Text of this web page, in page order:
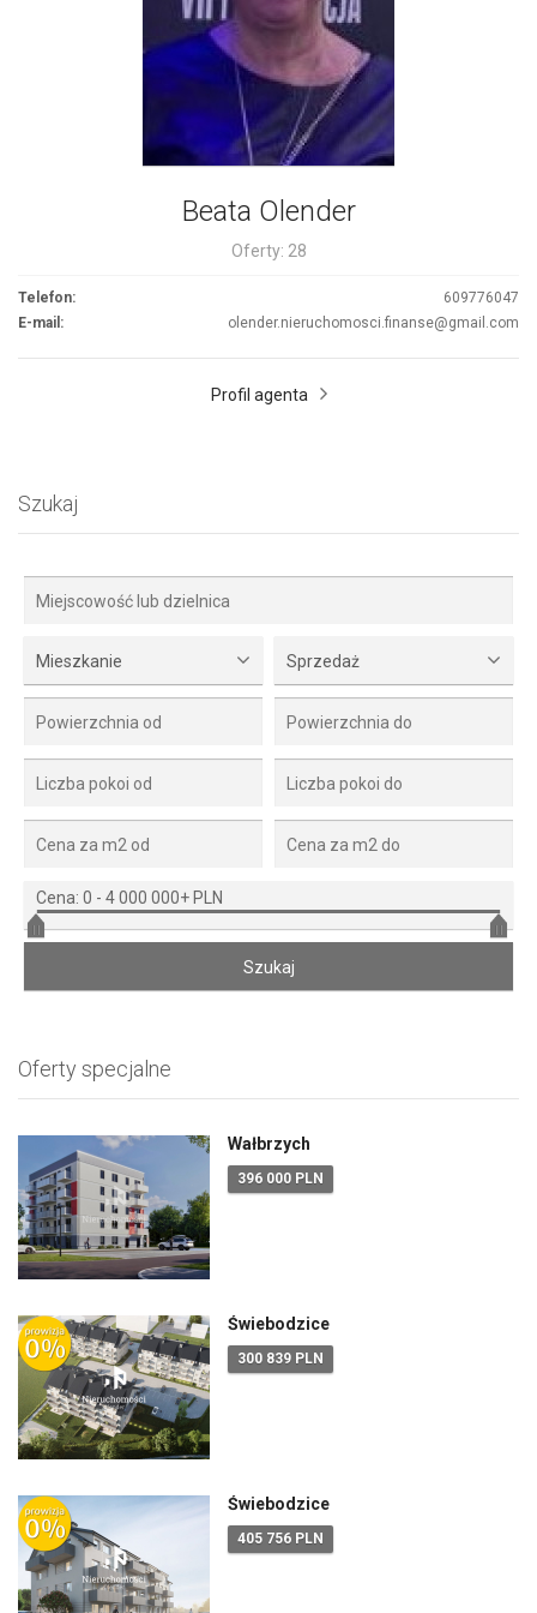
Beata Olender
Oferty: 28
Telefon:
609776047
E-mail:
olender.nieruchomosci.finanse@gmail.com
Profil agenta
Szukaj
Mieszkanie Sprzedaż
Cena: 0 - 4 000 000+ PLN
Oferty specjalne
Wałbrzych
396 000 PLN
Świebodzice
300 839 PLN
Świebodzice
405 756 PLN